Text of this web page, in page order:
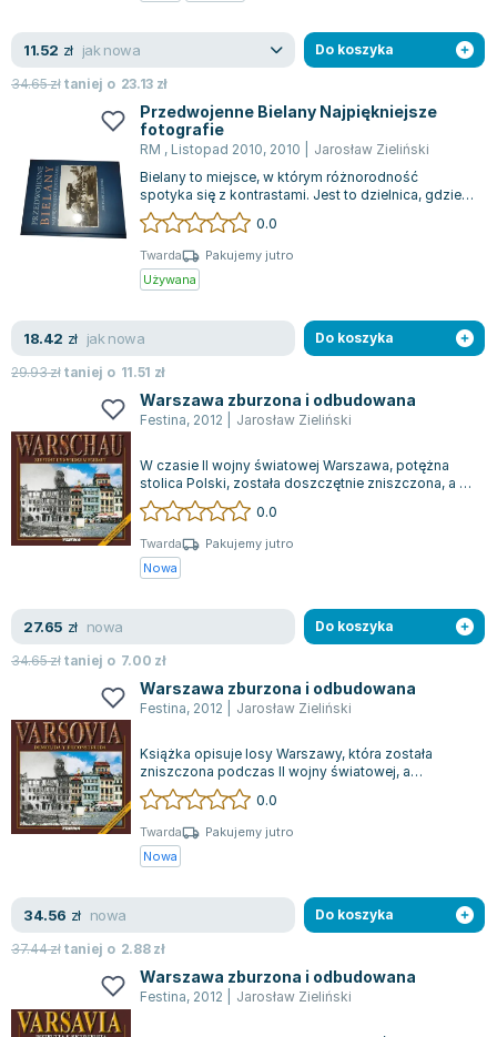
Jarosław Iwaszkiewicz
Joseph Murphy
Jan Sztaudynger
Aleksander Puszkin
Małgorzata Ohme
Maddie Ziegler
Leszek Czarnecki
Joanna Racewicz
Maria Seweryn
Janina Zającówna
Eric Helms
Anna Prus (oprac.)
Nela Mała Reporterka
Agnieszka Maciąg
Barbara Wrzesińska
Terry Pratchett
Virginia Woolf
Lorraine Warren
Lucinda Riley
Jacek Walkiewicz
11.52 zł jak nowa
34.65złtaniej o 23.13 zł
Do koszyka
Przedwojenne Bielany Najpiękniejsze
fotografie
RM , Listopad 2010, 2010
Jarosław Zieliński
Bielany to miejsce, w którym różnorodność
spotyka się z kontrastami. Jest to dzielnica, gdzie
przeszłość przeplata się z nowoczesn...
0.0
Twarda
Pakujemy jutro
Używana
18.42 zł jak nowa
29.93złtaniej o 11.51 zł
Do koszyka
Warszawa zburzona i odbudowana
Festina, 2012 Jarosław Zieliński
W czasie II wojny światowej Warszawa, potężna
stolica Polski, została doszczętnie zniszczona, a jej
odbudowa stała się symbolem ni...
0.0
Twarda
Pakujemy jutro
Nowa
27.65 zł nowa
34.65złtaniej o 7.00 zł
Do koszyka
Warszawa zburzona i odbudowana
Festina, 2012 Jarosław Zieliński
Książka opisuje losy Warszawy, która została
zniszczona podczas II wojny światowej, a
następnie uratowana z gruzów. W roku 1944, s...
0.0
Twarda
Pakujemy jutro
Nowa
34.56 zł nowa
37.44złtaniej o 2.88zł
Do koszyka
Warszawa zburzona i odbudowana
Festina, 2012 Jarosław Zieliński